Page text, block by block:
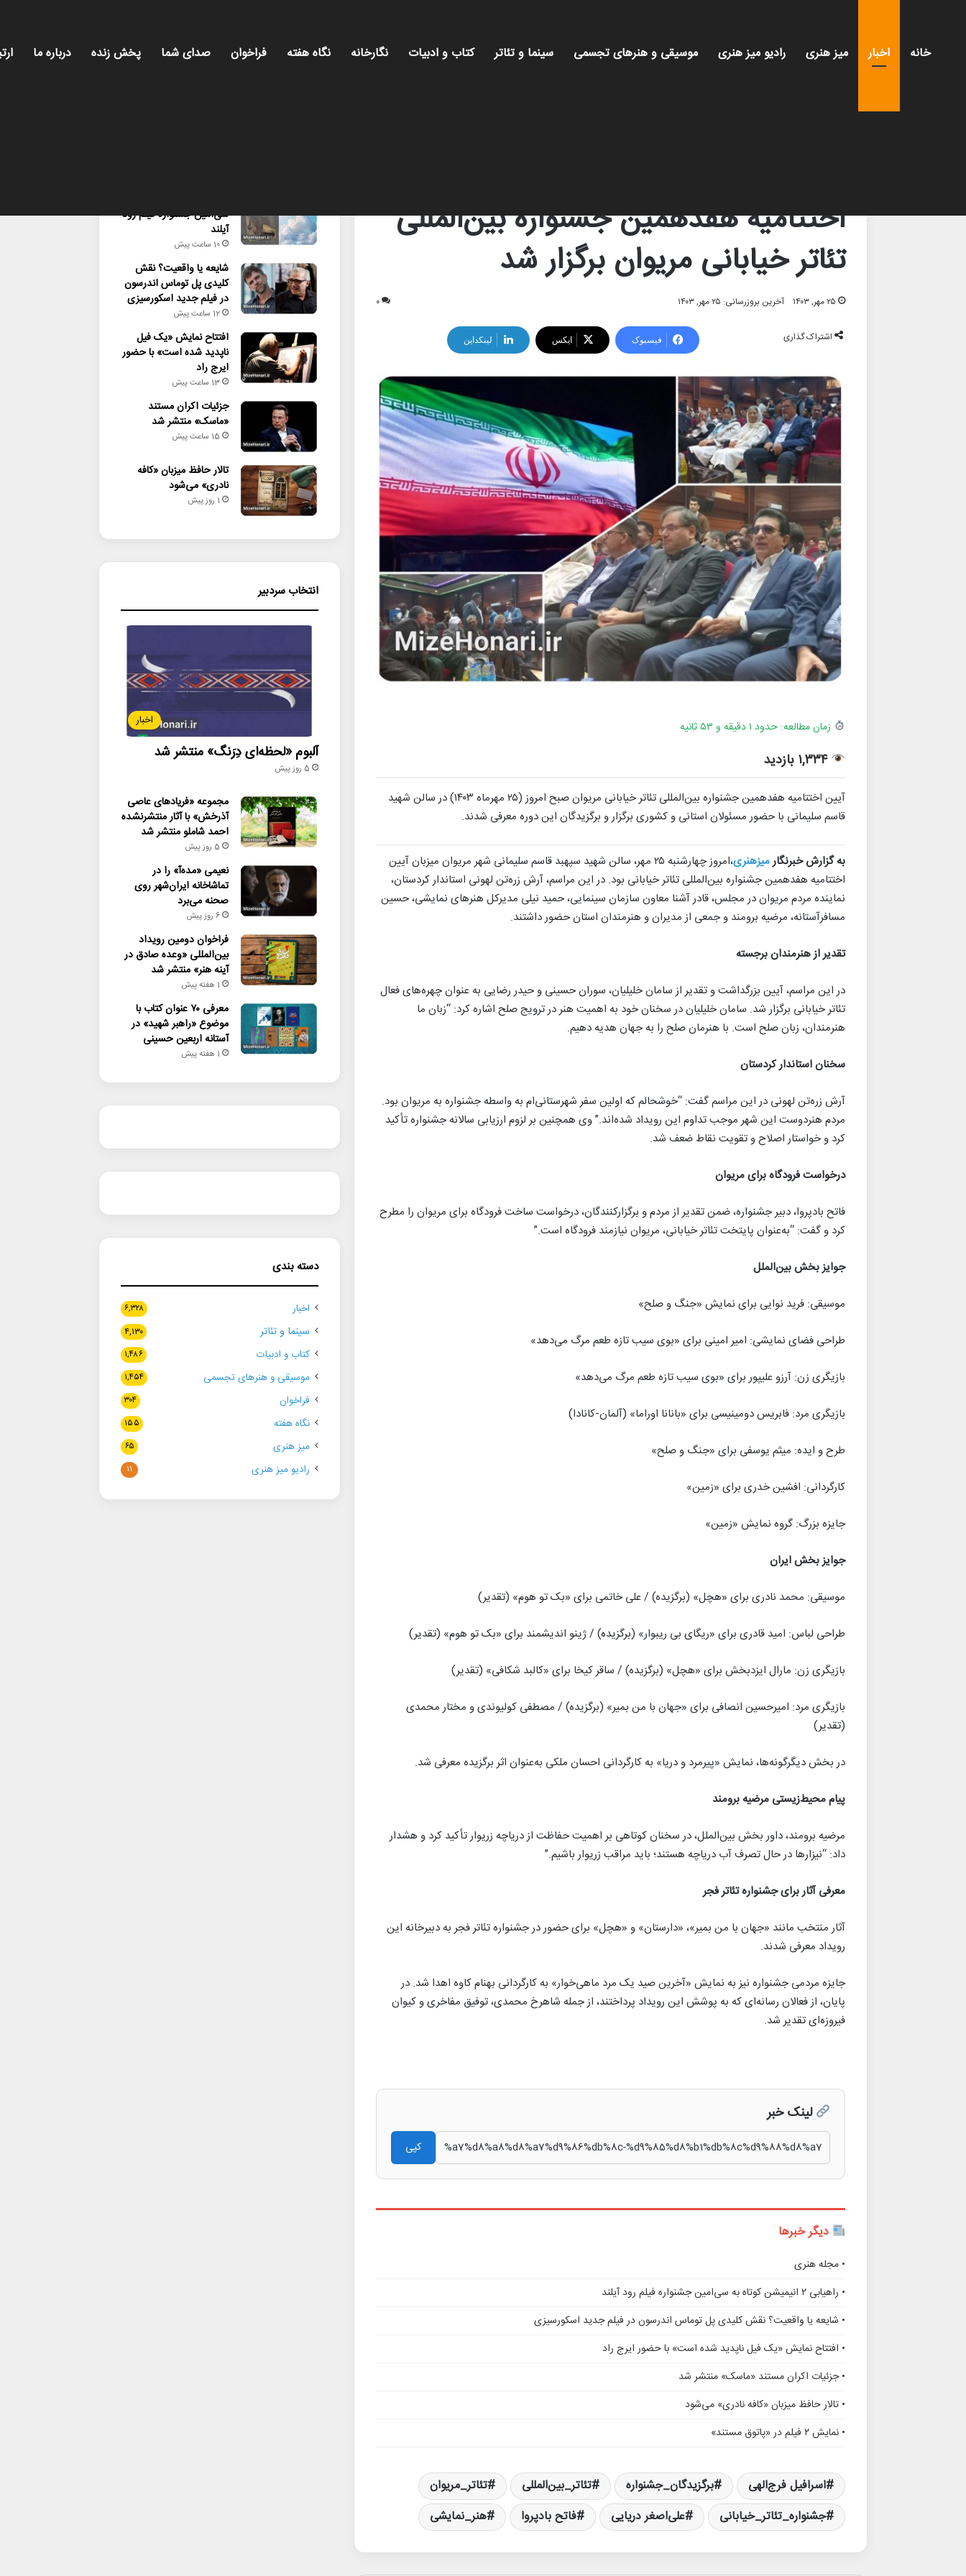
خانه اخبار میز هنری رادیو میز هنری موسیقی و هنرهای تجسمی سینما و تئاتر کتاب و ادبیات نگارخانه نگاه هفته فراخوان صدای شما پخش زنده درباره ما
اختتامیه هفدهمین جشنواره بین‌المللی
تئاتر خیابانی مریوان برگزار شد
۲۵ مهر, ۱۴۰۳ آخرین بروزرسانی: ۲۵ مهر, ۱۴۰۳ ۰
اشتراک گذاری فیسبوک ایکس لینکداین
زمان مطالعه: حدود ۱ دقیقه و ۵۳ ثانیه
۱,۳۳۴ بازدید
آیین اختتامیه هفدهمین جشنواره بین‌المللی تئاتر خیابانی مریوان صبح امروز (۲۵ مهرماه ۱۴۰۳) در سالن شهید
قاسم سلیمانی با حضور مسئولان استانی و کشوری برگزار و برگزیدگان این دوره معرفی شدند.
به گزارش خبرنگارمیزهنری
،امروز چهارشنبه ۲۵ مهر، سالن شهید سپهبد قاسم سلیمانی شهر مریوان میزبان آیین
اختتامیه هفدهمین جشنواره بین‌المللی تئاتر خیابانی بود. در این مراسم، آرش زره‌تن لهونی استاندار کردستان،
نماینده مردم مریوان در مجلس، قادر آشنا معاون سازمان سینمایی، حمید نیلی مدیرکل هنرهای نمایشی، حسین
مسافرآستانه، مرضیه برومند و جمعی از مدیران و هنرمندان استان حضور داشتند.
تقدیر از هنرمندان برجسته
در این مراسم، آیین بزرگداشت و تقدیر از سامان خلیلیان، سوران حسینی و حیدر رضایی به عنوان چهره‌های فعال
تئاتر خیابانی برگزار شد. سامان خلیلیان در سخنان خود به اهمیت هنر در ترویج صلح اشاره کرد: “زبان ما
هنرمندان، زبان صلح است. با هنرمان صلح را به جهان هدیه دهیم.
سخنان استاندار کردستان
آرش زره‌تن لهونی در این مراسم گفت: “خوشحالم که اولین سفر شهرستانی‌ام به واسطه جشنواره به مریوان بود.
مردم هنردوست این شهر موجب تداوم این رویداد شده‌اند.” وی همچنین بر لزوم ارزیابی سالانه جشنواره تأکید
کرد و خواستار اصلاح و تقویت نقاط ضعف شد.
درخواست فرودگاه برای مریوان
فاتح بادپروا، دبیر جشنواره، ضمن تقدیر از مردم و برگزارکنندگان، درخواست ساخت فرودگاه برای مریوان را مطرح
کرد و گفت: “به‌عنوان پایتخت تئاتر خیابانی، مریوان نیازمند فرودگاه است.”
جوایز بخش بین‌الملل
موسیقی: فرید نوایی برای نمایش «جنگ و صلح»
طراحی فضای نمایشی: امیر امینی برای «بوی سیب تازه طعم مرگ می‌دهد»
بازیگری زن: آرزو علیپور برای «بوی سیب تازه طعم مرگ می‌دهد»
بازیگری مرد: فابریس دومینیسی برای «بانانا اوراما» (آلمان-کانادا)
طرح و ایده: میثم یوسفی برای «جنگ و صلح»
کارگردانی: افشین خدری برای «زمین»
جایزه بزرگ: گروه نمایش «زمین»
جوایز بخش ایران
موسیقی: محمد نادری برای «هچل» (برگزیده) / علی خاتمی برای «بک تو هوم» (تقدیر)
طراحی لباس: امید قادری برای «ریگای بی ریبوار» (برگزیده) / ژینو اندیشمند برای «بک تو هوم» (تقدیر)
بازیگری زن: مارال ایزدبخش برای «هچل» (برگزیده) / ساقر کیخا برای «کالبد شکافی» (تقدیر)
بازیگری مرد: امیرحسین انصافی برای «جهان با من بمیر» (برگزیده) / مصطفی کولیوندی و مختار محمدی
(تقدیر)
در بخش دیگرگونه‌ها، نمایش «پیرمرد و دریا» به کارگردانی احسان ملکی به‌عنوان اثر برگزیده معرفی شد.
پیام محیط‌زیستی مرضیه برومند
مرضیه برومند، داور بخش بین‌الملل، در سخنان کوتاهی بر اهمیت حفاظت از دریاچه زریوار تأکید کرد و هشدار
داد: “نیزارها در حال تصرف آب دریاچه هستند؛ باید مراقب زریوار باشیم.”
معرفی آثار برای جشنواره تئاتر فجر
آثار منتخب مانند «جهان با من بمیر»، «دارستان» و «هچل» برای حضور در جشنواره تئاتر فجر به دبیرخانه این
رویداد معرفی شدند.
جایزه مردمی جشنواره نیز به نمایش «آخرین صید یک مرد ماهی‌خوار» به کارگردانی بهنام کاوه اهدا شد. در
پایان، از فعالان رسانه‌ای که به پوشش این رویداد پرداختند، از جمله شاهرخ محمدی، توفیق مفاخری و کیوان
فیروزه‌ای تقدیر شد.
لینک خبر
کپی
دیگر خبرها
• مجله هنری
• راهیابی ۲ انیمیشن کوتاه به سی‌امین جشنواره فیلم رود آیلند
• شایعه یا واقعیت؟ نقش کلیدی پل توماس اندرسون در فیلم جدید اسکورسیزی
• افتتاح نمایش «یک فیل ناپدید شده است» با حضور ایرج راد
• جزئیات اکران مستند «ماسک» منتشر شد
• تالار حافظ میزبان «کافه نادری» می‌شود
• نمایش ۲ فیلم در «پاتوق مستند»
اسرافیل فرج‌الهی برگزیدگان_جشنواره تئاتر_بین‌المللی
تئاتر_مریوان
جشنواره_تئاتر_خیابانی
علی‌اصغر دریایی فاتح بادپروا هنر_نمایشی
سی‌امین جشنواره فیلم رود
آیلند
10 ساعت پیش
شایعه یا واقعیت؟ نقش
کلیدی پل توماس اندرسون
در فیلم جدید اسکورسیزی
12 ساعت پیش
افتتاح نمایش «یک فیل
ناپدید شده است» با حضور
ایرج راد
13 ساعت پیش
جزئیات اکران مستند
«ماسک» منتشر شد
15 ساعت پیش
تالار حافظ میزبان «کافه
نادری» می‌شود
1 روز پیش
انتخاب سردبیر
اخبار
آلبوم «لحظه‌ای دِرَنگ» منتشر شد
5 روز پیش
مجموعه «فریادهای عاصی
آذرخش» با آثار منتشرنشده
احمد شاملو منتشر شد
5 روز پیش
نعیمی «مده‌آ» را در
تماشاخانه ایران‌شهر روی
صحنه می‌برد
6 روز پیش
فراخوان دومین رویداد
بین‌المللی «وعده صادق در
آینه هنر» منتشر شد
1 هفته پیش
معرفی ۷۰ عنوان کتاب با
موضوع «راهبر شهید» در
آستانه اربعین حسینی
1 هفته پیش
دسته بندی
اخبار ۶,۳۲۸
سینما و تئاتر ۴,۱۳۰
کتاب و ادبیات ۱,۴۸۶
موسیقی و هنرهای تجسمی ۱,۴۵۴
فراخوان ۳۰۴
نگاه هفته ۱۵۵
میز هنری ۶۵
رادیو میز هنری ۱۱